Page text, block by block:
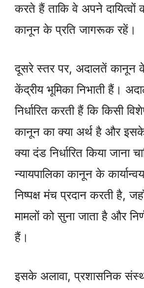
करते हैं ताकि वे अपने
कानून के प्रति जागरूक रहें।
दूसरे स्तर पर, अदालतें कानून
केंद्रीय भूमिका निभाती हैं।
निर्धारित करती हैं कि किसी
कानून का क्या अर्थ है और
क्या दंड निर्धारित किया जाना
न्यायपालिका कानून के
निष्पक्ष मंच प्रदान करती है,
मामलों को सुना जाता है और
हैं।
इसके अलावा, प्रशासनिक